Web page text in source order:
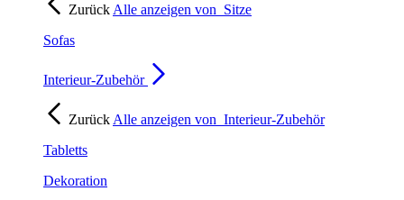
Zurück Alle anzeigen von Sitze
Sofas
Interieur-Zubehör
Zurück Alle anzeigen von Interieur-Zubehör
Tabletts
Dekoration